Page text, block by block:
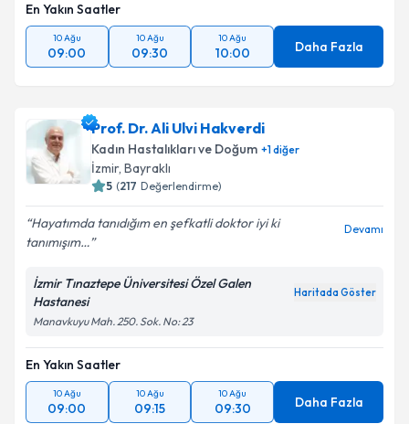
En Yakın Saatler
10 Ağu
09:00
10 Ağu
09:30
10 Ağu
10:00 Daha Fazla
Prof. Dr. Ali Ulvi Hakverdi
Kadın Hastalıkları ve Doğum +1diğer
İzmir, Bayraklı
5 (217 Değerlendirme)
Hayatımda tanıdığım en şefkatli doktor iyi ki
tanımışım…
Devamı
İzmir Tınaztepe Üniversitesi Özel Galen
Hastanesi
Haritada Göster
Manavkuyu Mah. 250. Sok. No: 23
En Yakın Saatler
10 Ağu
09:00
10 Ağu
09:15
10 Ağu
09:30 Daha Fazla